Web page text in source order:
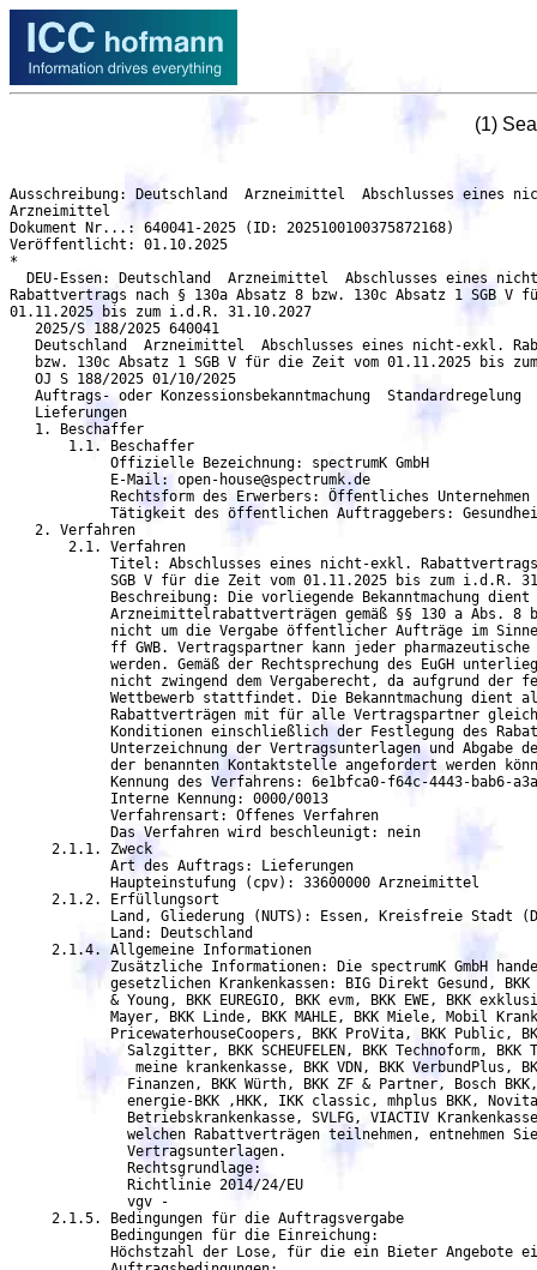
(1)
Ausschreibung: Deutschland  Arzneimittel  Abschlusses eines nicht-exkl. Rabattvertrags nach § 130a Absatz 8 bzw. 130c Absatz 1 SGB V für die Zeit vom 01.11.2025 bis zum i.d.R. 31.10.2027 - DEU-Essen
Arzneimittel
Dokument Nr...: 640041-2025 (ID: 2025100100375872168)
Veröffentlicht: 01.10.2025
*
  DEU-Essen: Deutschland  Arzneimittel  Abschlusses eines nicht-exkl.
Rabattvertrags nach § 130a Absatz 8 bzw. 130c Absatz 1 SGB V für die Zeit vom
01.11.2025 bis zum i.d.R. 31.10.2027
   2025/S 188/2025 640041
   Deutschland  Arzneimittel  Abschlusses eines nicht-exkl. Rabattvertrags nach § 130a Absatz 8
   bzw. 130c Absatz 1 SGB V für die Zeit vom 01.11.2025 bis zum i.d.R. 31.10.2027
   OJ S 188/2025 01/10/2025
   Auftrags- oder Konzessionsbekanntmachung  Standardregelung
   Lieferungen
   1. Beschaffer
       1.1. Beschaffer
	    Offizielle Bezeichnung: spectrumK GmbH
	    E-Mail: open-house@spectrumk.de
            Rechtsform des Erwerbers: Öffentliches Unternehmen
            Tätigkeit des öffentlichen Auftraggebers: Gesundheit
   2. Verfahren
       2.1. Verfahren
            Titel: Abschlusses eines nicht-exkl. Rabattvertrags nach § 130a Absatz 8 bzw. 130c Absatz 1
            SGB V für die Zeit vom 01.11.2025 bis zum i.d.R. 31.10.2027
	    Beschreibung: Die vorliegende Bekanntmachung dient dem Abschluss von
            Arzneimittelrabattverträgen gemäß §§ 130 a Abs. 8 bzw. 130c Abs. 1 SGB. Es handelt sich
            nicht um die Vergabe öffentlicher Aufträge im Sinne der Richtlinie 2014/24/EU bzw. der §§ 97
            ff GWB. Vertragspartner kann jeder pharmazeutische Unternehmer gemäß § 4 Abs. 18 AMG
            werden. Gemäß der Rechtsprechung des EuGH unterliegen derartige Zulassungsverfahren
	    nicht zwingend dem Vergaberecht, da aufgrund der fehlenden Auswahlentscheidung kein
	    Wettbewerb stattfindet. Die Bekanntmachung dient als Aufforderung zum Abschluss von
            Rabattverträgen mit für alle Vertragspartner gleich geltenden und nicht dispositiven
            Konditionen einschließlich der Festlegung des Rabattes. Der Vertragsschluss erfolgt durch
            Unterzeichnung der Vertragsunterlagen und Abgabe der geforderten Erklärungen, welche bei
            der benannten Kontaktstelle angefordert werden können.
	    Kennung des Verfahrens: 6e1bfca0-f64c-4443-bab6-a3ad8a89a885
	    Interne Kennung: 0000/0013
	    Verfahrensart: Offenes Verfahren
	    Das Verfahren wird beschleunigt: nein
     2.1.1. Zweck
	    Art des Auftrags: Lieferungen
	    Haupteinstufung (cpv): 33600000 Arzneimittel
     2.1.2. Erfüllungsort
	    Land, Gliederung (NUTS): Essen, Kreisfreie Stadt (DEA13)
	    Land: Deutschland
     2.1.4. Allgemeine Informationen
            Zusätzliche Informationen: Die spectrumK GmbH handelt im Namen der folgenden
	    gesetzlichen Krankenkassen: BIG Direkt Gesund, BKK 24, BKK B.Braun Aesculap, BKK Ernst
	    & Young, BKK EUREGIO, BKK evm, BKK EWE, BKK exklusiv, BKK Herkules, BKK Karl
	    Mayer, BKK Linde, BKK MAHLE, BKK Miele, Mobil Krankenkasse, BKK Pfaff,